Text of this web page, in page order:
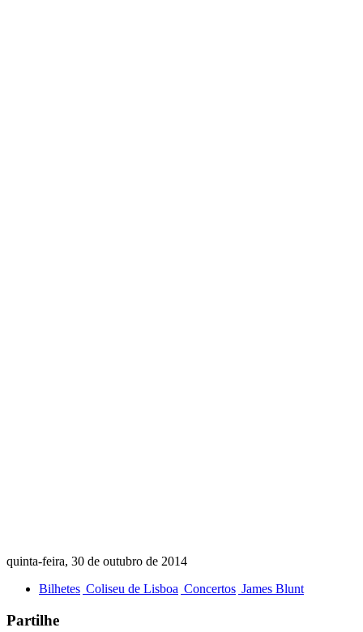
quinta-feira, 30 de outubro de 2014
Bilhetes Coliseu de Lisboa Concertos James Blunt
Partilhe